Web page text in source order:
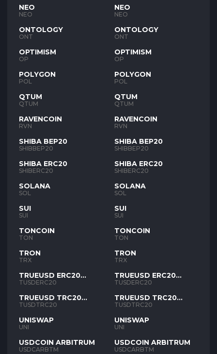
NEO
NEO
ONTOLOGY
ONT
OPTIMISM
OP
POLYGON
POL
QTUM
QTUM
RAVENCOIN
RVN
SHIBA BEP20
SHIBBEP20
SHIBA ERC20
SHIBERC20
SOLANA
SOL
SUI
SUI
TONCOIN
TON
TRON
TRX
TRUEUSD ERC20
TUSD
TUSDERC20
TRUEUSD TRC20
TUSD
TUSDTRC20
UNISWAP
UNI
USDCOIN ARBITRUM
USDCARBTM
NEO
NEO
ONTOLOGY
ONT
OPTIMISM
OP
POLYGON
POL
QTUM
QTUM
RAVENCOIN
RVN
SHIBA BEP20
SHIBBEP20
SHIBA ERC20
SHIBERC20
SOLANA
SOL
SUI
SUI
TONCOIN
TON
TRON
TRX
TRUEUSD ERC20
TUSD
TUSDERC20
TRUEUSD TRC20
TUSD
TUSDTRC20
UNISWAP
UNI
USDCOIN ARBITRUM
USDCARBTM